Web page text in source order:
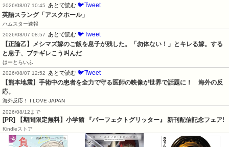
2026/08/07 10:45 あとで読む 🐦Tweet
英語スラング「アスクホール」
ハムスター速報
2026/08/07 08:57
あとで読む 🐦Tweet
【正論乙】メシマズ嫁のご飯を息子が残した。「勿体ない！」とキレる嫁。する
と息子、ブチギレこう叫んだ
はーとらいふ
2026/08/07 12:52
あとで読む 🐦Tweet
【熊本地震】手術中の患者を全力で守る医師の映像が世界で話題に！　海外の反
応。
海外反応！ I LOVE JAPAN
2026/08/12まで
[PR] 【期間限定無料】小学館 『パーフェクトグリッター』 新刊配信記念フェア!
Kindleストア